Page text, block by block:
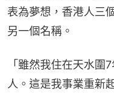
表為夢想，香港人三
另一個名稱。
「雖然我住在天水圍
人。這是我事業重新